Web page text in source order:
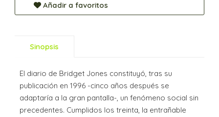
Añadir a favoritos
Sinopsis
El diario de Bridget Jones constituyó, tras su
publicación en 1996 -cinco años después se
adaptaría a la gran pantalla-, un fenómeno social sin
precedentes. Cumplidos los treinta, la entrañable